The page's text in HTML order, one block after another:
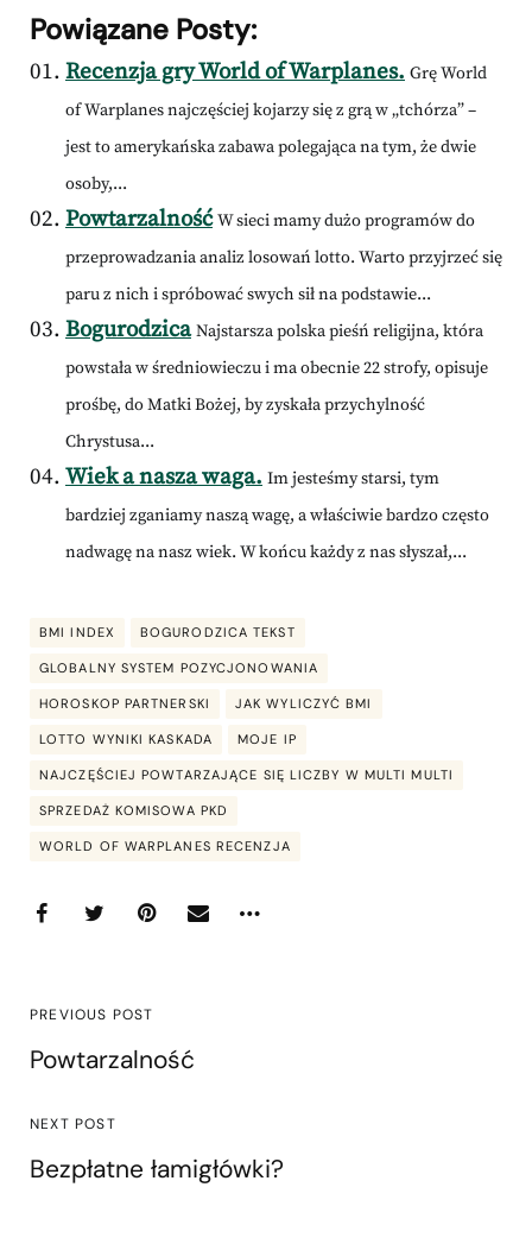
Powiązane Posty:
Recenzja gry World of Warplanes. Grę World
of Warplanes najczęściej kojarzy się z grą w „tchórza” –
jest to amerykańska zabawa polegająca na tym, że dwie
osoby,...
Powtarzalność W sieci mamy dużo programów do
przeprowadzania analiz losowań lotto. Warto przyjrzeć się
paru z nich i spróbować swych sił na podstawie...
Bogurodzica Najstarsza polska pieśń religijna, która
powstała w średniowieczu i ma obecnie 22 strofy, opisuje
prośbę, do Matki Bożej, by zyskała przychylność
Chrystusa...
Wiek a nasza waga. Im jesteśmy starsi, tym
bardziej zganiamy naszą wagę, a właściwie bardzo często
nadwagę na nasz wiek. W końcu każdy z nas słyszał,...
BMI INDEX BOGURODZICA TEKST
GLOBALNY SYSTEM POZYCJONOWANIA
HOROSKOP PARTNERSKI JAK WYLICZYĆ BMI
LOTTO WYNIKI KASKADA MOJE IP
NAJCZĘŚCIEJ POWTARZAJĄCE SIĘ LICZBY W MULTI MULTI
SPRZEDAŻ KOMISOWA PKD
WORLD OF WARPLANES RECENZJA
PREVIOUS POST
Powtarzalność
NEXT POST
Bezpłatne łamigłówki?